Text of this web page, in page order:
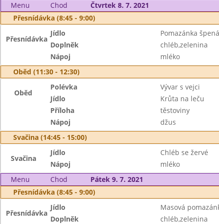
Menu
Chod
Čtvrtek 8. 7. 2021
Přesnídávka (8:45 - 9:00)
Přesnídávka
Jídlo
Pomazánka
Doplněk
chléb,zelenina
Nápoj
mléko
Oběd (11:30 - 12:30)
Oběd
Polévka
Vývar s vejci
Jídlo
Krůta na leču
Příloha
těstoviny
Nápoj
džus
Svačina (14:45 - 15:00)
Svačina
Jídlo
Chléb se žervé
Nápoj
mléko
Menu
Chod
Pátek 9. 7. 2021
Přesnídávka (8:45 - 9:00)
Přesnídávka
Jídlo
Masová
Doplněk
chléb,zelenina